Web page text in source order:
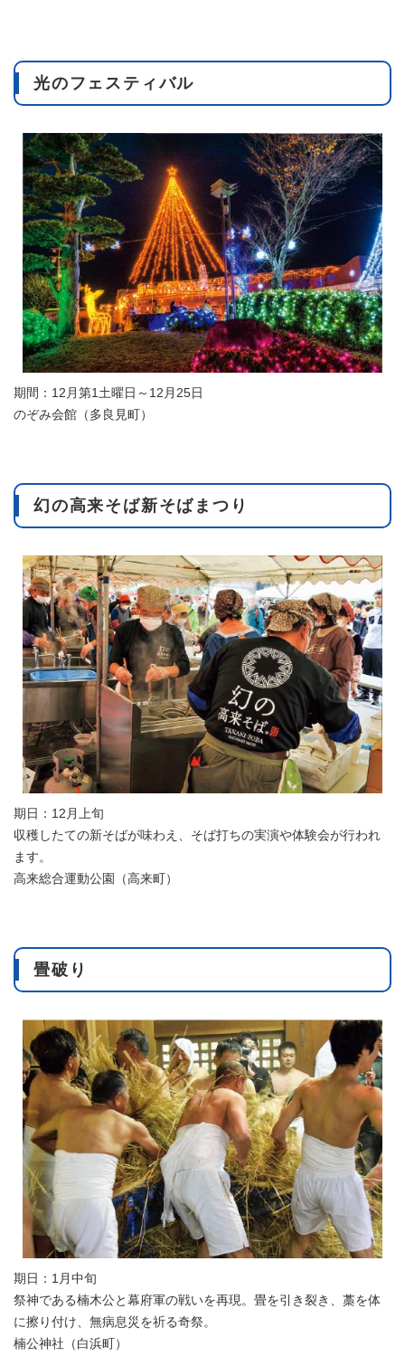
光のフェスティバル
期間：12月第1土曜日～12月25日
のぞみ会館（多良見町）
幻の高来そば新そばまつり
期日：12月上旬
収穫したての新そばが味わえ、そば打ちの実演や体験会が行われ
ます。
高来総合運動公園（高来町）
畳破り
期日：1月中旬
祭神である楠木公と幕府軍の戦いを再現。畳を引き裂き、藁を体
に擦り付け、無病息災を祈る奇祭。
楠公神社（白浜町）